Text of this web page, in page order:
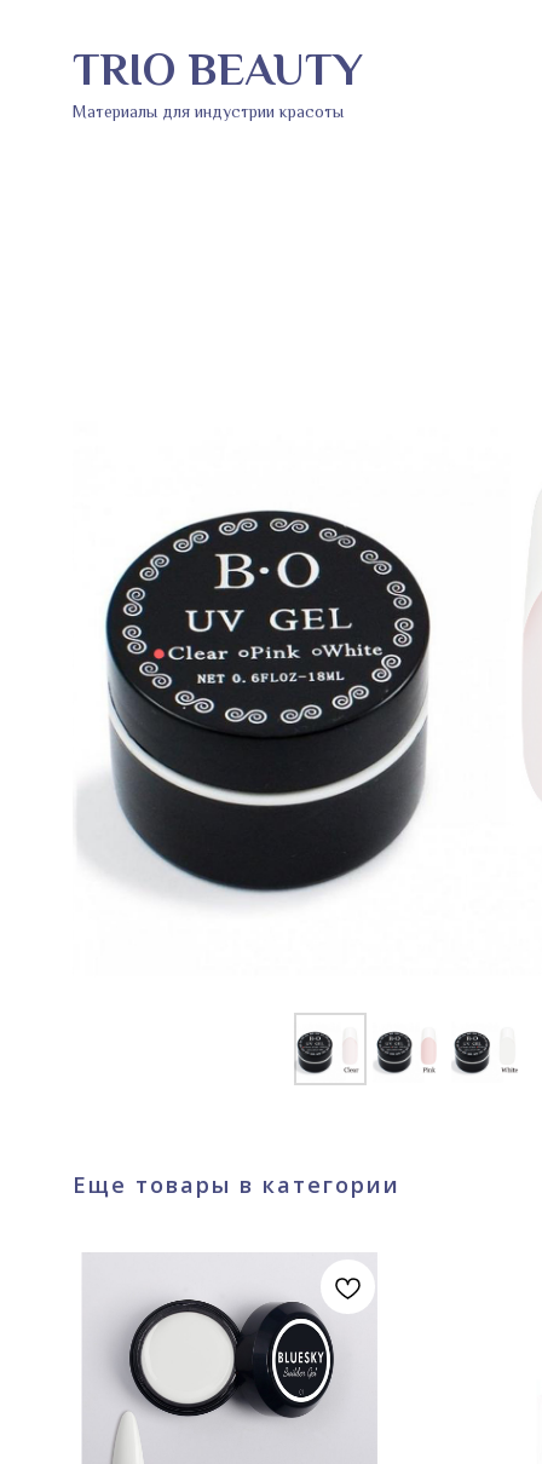
TRIO BEAUTY
Материалы для индустрии красоты
Еще товары в категории